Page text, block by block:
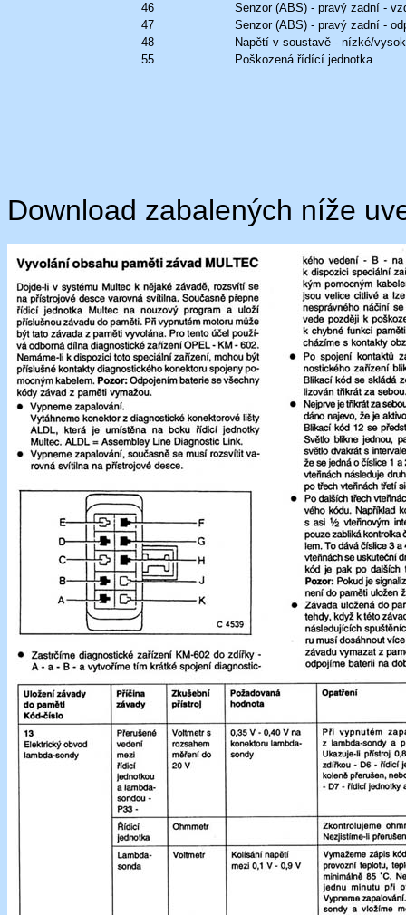
46
Senzor (ABS) - pravý zadní -
47
Senzor (ABS) - pravý zadní -
48
Napětí v soustavě - nízké/
55
Poškozená řídící jednotka
Download zabalených níže